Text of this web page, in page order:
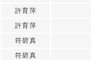
許育萍
許育萍
符碧真
符碧真